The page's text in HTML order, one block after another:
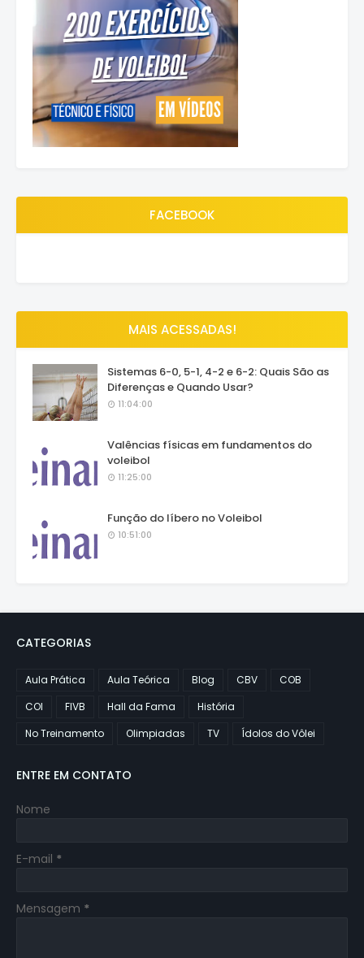
FACEBOOK
MAIS ACESSADAS!
Sistemas 6-0, 5-1, 4-2 e 6-2: Quais São as
Diferenças e Quando Usar?
11:04:00
Valências físicas em fundamentos do
voleibol
11:25:00
Função do líbero no Voleibol
10:51:00
CATEGORIAS
Aula Prática Aula Teórica Blog CBV
COB
COI
FIVB Hall da Fama
História
No Treinamento
Olimpiadas TV Ídolos do Vôlei
ENTRE EM CONTATO
Nome
E-mail *
Mensagem *